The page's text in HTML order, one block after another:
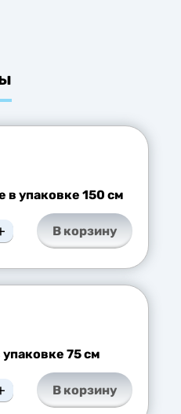
упаковке 150 см
В корзину
75 см
В корзину